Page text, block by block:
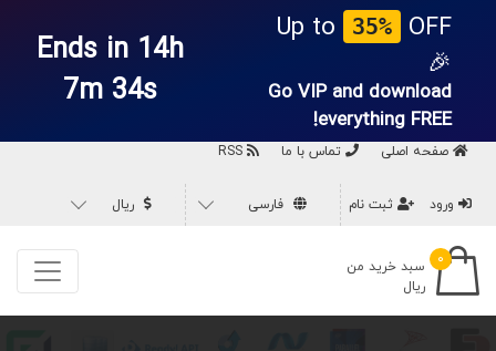
Up to 35%
OFF
🎉
Go VIP and download
everything FREE!
Ends in 14h
7m 33s
صفحه اصلی تماس با ما
ورود ثبت نام فارسی ریال
۰
سبد خرید من
ریال